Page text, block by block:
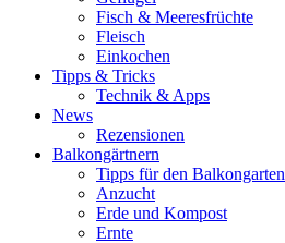
Fisch & Meeresfrüchte
Fleisch
Einkochen
Tipps & Tricks
Technik & Apps
News
Rezensionen
Balkongärtnern
Tipps für den Balkongarten
Anzucht
Erde und Kompost
Ernte